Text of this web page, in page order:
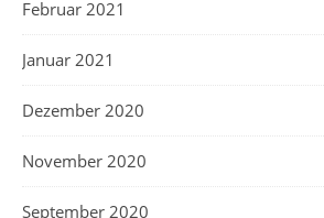
Februar 2021
Januar 2021
Dezember 2020
November 2020
September 2020